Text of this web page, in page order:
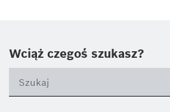
Wciąż czegoś szukasz?